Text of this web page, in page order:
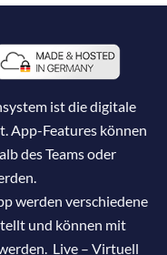
ist die digitale
App-Features können
des Teams oder
werden verschiedene
und können mit
Live – Virtuell